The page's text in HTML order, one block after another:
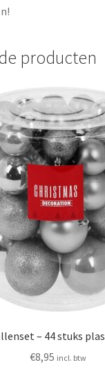
producten
– 44 stuks
€8,95 incl. btw